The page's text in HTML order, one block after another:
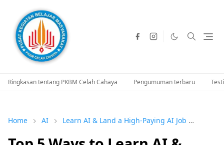
Ringkasan tentang PKBM Celah Cahaya Pengumuman terbaru
Home AI Learn AI & Land a High-Paying AI Job